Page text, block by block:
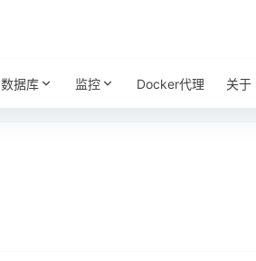
数据库 监控 Docker代理 关于